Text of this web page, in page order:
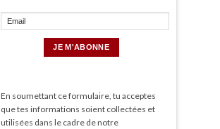
En soumettant ce formulaire, tu acceptes
que tes informations soient collectées et
utilisées dans le cadre de notre